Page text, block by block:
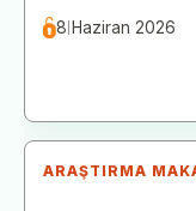
8 Haziran 2026
ARAŞTIRMA